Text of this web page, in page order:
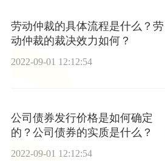
劳动仲裁的具体流程是什么？劳
动仲裁的裁决效力如何？
2022-09-01 12:12:54
公司债券发行价格是如何确定
的？公司债券的实质是什么？
2022-09-01 12:12:54